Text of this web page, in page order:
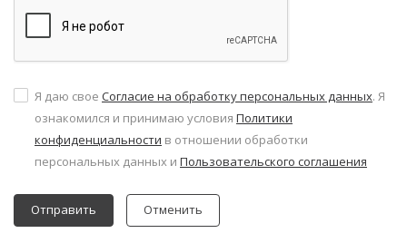
Я даю свое Согласие на обработку персональных данных. Я
ознакомился и принимаю условия Политики
конфиденциальности в отношении обработки
персональных данных и Пользовательского соглашения
Отменить